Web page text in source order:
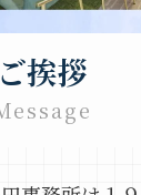
＠j-
でお問い合わせ
でお問い合わせ
ご挨拶